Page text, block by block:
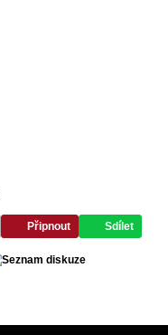
Připnout Sdílet